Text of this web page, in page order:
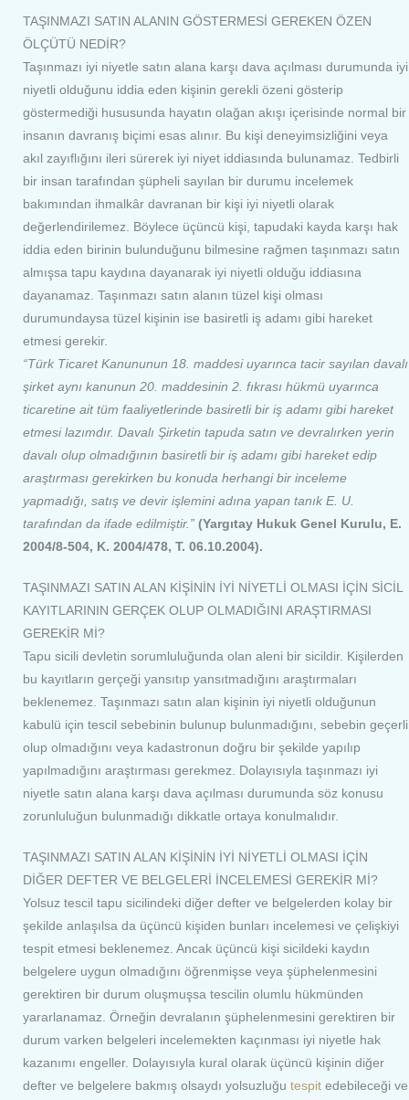
TAŞINMAZI SATIN ALANIN GÖSTERMESİ GEREKEN ÖZEN
ÖLÇÜTÜ NEDİR?
Taşınmazı iyi niyetle satın alana karşı dava açılması durumunda iyi
niyetli olduğunu iddia eden kişinin gerekli özeni gösterip
göstermediği hususunda hayatın olağan akışı içerisinde normal bir
insanın davranış biçimi esas alınır. Bu kişi deneyimsizliğini veya
akıl zayıflığını ileri sürerek iyi niyet iddiasında bulunamaz. Tedbirli
bir insan tarafından şüpheli sayılan bir durumu incelemek
bakımından ihmalkâr davranan bir kişi iyi niyetli olarak
değerlendirilemez. Böylece üçüncü kişi, tapudaki kayda karşı hak
iddia eden birinin bulunduğunu bilmesine rağmen taşınmazı satın
almışsa tapu kaydına dayanarak iyi niyetli olduğu iddiasına
dayanamaz. Taşınmazı satın alanın tüzel kişi olması
durumundaysa tüzel kişinin ise basiretli iş adamı gibi hareket
etmesi gerekir.
“Türk Ticaret Kanununun 18. maddesi uyarınca tacir sayılan davalı
şirket aynı kanunun 20. maddesinin 2. fıkrası hükmü uyarınca
ticaretine ait tüm faaliyetlerinde basiretli bir iş adamı gibi hareket
etmesi lazımdır. Davalı Şirketin tapuda satın ve devralırken yerin
davalı olup olmadığının basiretli bir iş adamı gibi hareket edip
araştırması gerekirken bu konuda herhangi bir inceleme
yapmadığı, satış ve devir işlemini adına yapan tanık E. U.
tarafından da ifade edilmiştir.” (Yargıtay Hukuk Genel Kurulu, E.
2004/8-504, K. 2004/478, T. 06.10.2004).
TAŞINMAZI SATIN ALAN KİŞİNİN İYİ NİYETLİ OLMASI İÇİN SİCİL
KAYITLARININ GERÇEK OLUP OLMADIĞINI ARAŞTIRMASI
GEREKİR Mİ?
Tapu sicili devletin sorumluluğunda olan aleni bir sicildir. Kişilerden
bu kayıtların gerçeği yansıtıp yansıtmadığını araştırmaları
beklenemez. Taşınmazı satın alan kişinin iyi niyetli olduğunun
kabulü için tescil sebebinin bulunup bulunmadığını, sebebin geçerli
olup olmadığını veya kadastronun doğru bir şekilde yapılıp
yapılmadığını araştırması gerekmez. Dolayısıyla taşınmazı iyi
niyetle satın alana karşı dava açılması durumunda söz konusu
zorunluluğun bulunmadığı dikkatle ortaya konulmalıdır.
TAŞINMAZI SATIN ALAN KİŞİNİN İYİ NİYETLİ OLMASI İÇİN
DİĞER DEFTER VE BELGELERİ İNCELEMESİ GEREKİR Mİ?
Yolsuz tescil tapu sicilindeki diğer defter ve belgelerden kolay bir
şekilde anlaşılsa da üçüncü kişiden bunları incelemesi ve çelişkiyi
tespit etmesi beklenemez. Ancak üçüncü kişi sicildeki kaydın
belgelere uygun olmadığını öğrenmişse veya şüphelenmesini
gerektiren bir durum oluşmuşsa tescilin olumlu hükmünden
yararlanamaz. Örneğin devralanın şüphelenmesini gerektiren bir
durum varken belgeleri incelemekten kaçınması iyi niyetle hak
kazanımı engeller. Dolayısıyla kural olarak üçüncü kişinin diğer
defter ve belgelere bakmış olsaydı yolsuzluğu tespit edebileceği ve